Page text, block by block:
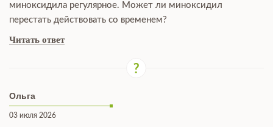
миноксидила регулярное. Может ли миноксидил
перестать действовать со временем?
Читать ответ
Ольга
03 июля 2026